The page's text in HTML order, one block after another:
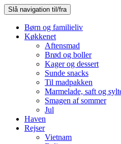
Slå navigation til/fra
Børn og familieliv
Køkkenet
Aftensmad
Brød og boller
Kager og dessert
Sunde snacks
Til madpakken
Marmelade, saft og
Smagen af sommer
Jul
Haven
Rejser
Vietnam